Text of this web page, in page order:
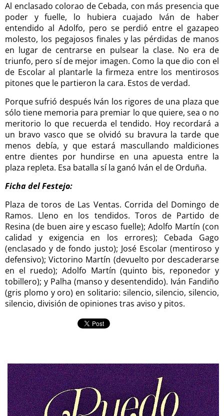
Al enclasado colorao de Cebada, con más presencia que
poder y fuelle, lo hubiera cuajado Iván de haber
entendido al Adolfo, pero se perdió entre el gazapeo
molesto, los pegajosos finales y las pérdidas de manos
en lugar de centrarse en pulsear la clase. No era de
triunfo, pero sí de mejor imagen. Como la que dio con el
de Escolar al plantarle la firmeza entre los mentirosos
pitones que le partieron la cara. Estos de verdad.
Porque sufrió después Iván los rigores de una plaza que
sólo tiene memoria para premiar lo que quiere, sea o no
meritorio lo que recuerda el tendido. Hoy recordará a
un bravo vasco que se olvidó su bravura la tarde que
menos debía, y que estará mascullando maldiciones
entre dientes por hundirse en una apuesta entre la
plaza repleta. Esa batalla sí la ganó Iván el de Orduña.
Ficha del Festejo:
Plaza de toros de Las Ventas. Corrida del Domingo de
Ramos. Lleno en los tendidos. Toros de Partido de
Resina (de buen aire y escaso fuelle); Adolfo Martín (con
calidad y exigencia en los errores); Cebada Gago
(enclasado y de fondo justo); José Escolar (mentiroso y
defensivo); Victorino Martín (devuelto por descaderarse
en el ruedo); Adolfo Martín (quinto bis, reponedor y
tobillero); y Palha (manso y desentendido). Iván Fandiño
(gris plomo y oro) en solitario: silencio, silencio, silencio,
silencio, división de opiniones tras aviso y pitos.